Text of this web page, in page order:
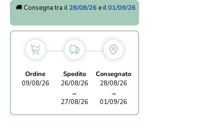
🚚 Consegna tra il 28/08/26 e il01/09/26
Ordine
09/08/26
Spedito
26/08/26
→
27/08/26
Consegnato
28/08/26
→
01/09/26